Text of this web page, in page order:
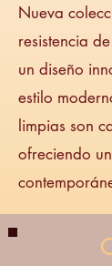
Nueva
resistencia
un diseño
estilo
limpias son
ofreciendo